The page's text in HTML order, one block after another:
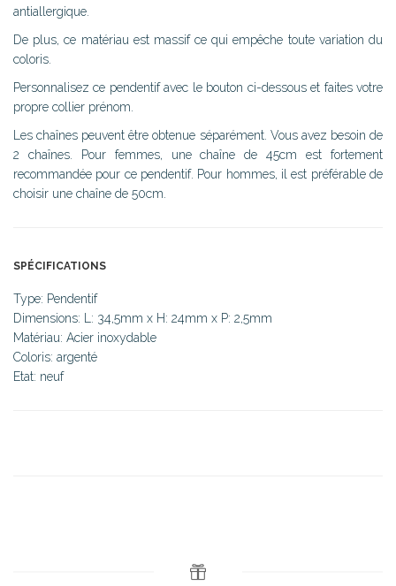
antiallergique.
De plus, ce matériau est massif ce qui empêche toute variation du
coloris.
Personnalisez ce pendentif avec le bouton ci-dessous et faites votre
propre collier prénom.
Les chaînes peuvent être obtenue séparément. Vous avez besoin de
2 chaînes. Pour femmes, une chaîne de 45cm est fortement
recommandée pour ce pendentif. Pour hommes, il est préférable de
choisir une chaîne de 50cm.
SPÉCIFICATIONS
Type: Pendentif
Dimensions: L: 34,5mm x H: 24mm x P: 2,5mm
Matériau: Acier inoxydable
Coloris: argenté
Etat: neuf